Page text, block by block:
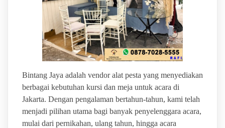
Bintang Jaya adalah vendor alat pesta yang menyediakan
berbagai kebutuhan kursi dan meja untuk acara di
Jakarta. Dengan pengalaman bertahun-tahun, kami telah
menjadi pilihan utama bagi banyak penyelenggara acara,
mulai dari pernikahan, ulang tahun, hingga acara